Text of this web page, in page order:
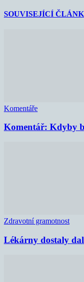
SOUVISEJÍCÍ
Komentáře
Komentář: Kdyby
Zdravotní gramotnost
Lékárny dostaly